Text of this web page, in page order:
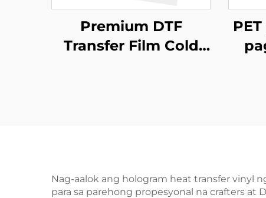
Premium DTF
Transfer Film Cold
Nag-aalok ang hologram heat transfer vinyl
para sa parehong propesyonal na crafters